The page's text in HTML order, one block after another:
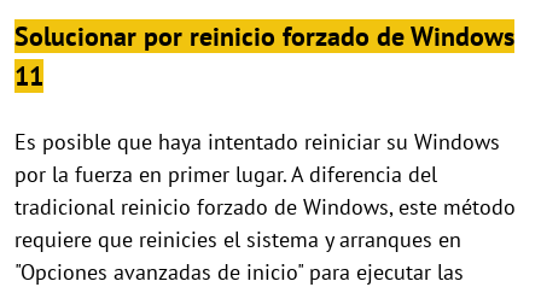
Solucionar por reinicio forzado de Windows
11
Es posible que haya intentado reiniciar su Windows
por la fuerza en primer lugar. A diferencia del
tradicional reinicio forzado de Windows, este método
requiere que reinicies el sistema y arranques en
"Opciones avanzadas de inicio" para ejecutar las